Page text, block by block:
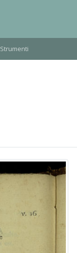
Strumenti